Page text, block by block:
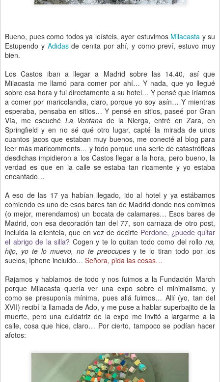
Bueno, pues como todos ya leísteis, ayer estuvimos Milacasta y su
Estupendo y Adidasde cenita por ahí, y como preví, estuvo muy
bien.
Los Castos iban a llegar a Madrid sobre las 14.40, así que
Milacasta me llamó para comer por ahí… Y nada, que yo llegué
sobre esa hora y fui directamente a su hotel… Y pensé que iríamos
a comer por maricolandia, claro, porque yo soy asín… Y mientras
esperaba, pensaba en sitios… Y pensé en sitios, paseé por Gran
Vía, me escuché La Ventanade la Nierga, entré en Zara, en
Springfield y en no sé qué otro lugar, capté la mirada de unos
cuantos jacos que estaban muy buenos, me conecté al blog para
leer más maricomments… y todo porque una serie de catastróficas
desdichas impidieron a los Castos llegar a la hora, pero bueno, la
verdad es que en la calle se estaba tan ricamente y yo estaba
encantado…
A eso de las 17 ya habían llegado, ido al hotel y ya estábamos
comiendo es uno de esos bares tan de Madrid donde nos comimos
(o mejor, merendamos) un bocata de calamares… Esos bares de
Madrid, con esa decoración tan del 77, son carnaza de otro post,
incluida la clientela, que en vez de decirte Perdone, ¿puede quitar
el abrigo de la silla? Cogen y te lo quitan todo como del rollona,
hijo, yo te lo muevo, no te preocupesy te lo tiran todo por los
suelos, Iphone incluido… Señora, pida las cosas…
Rajamos y hablamos de todo y nos fuimos a la Fundación March
porque Milacasta quería ver una expo sobre el minimalismo, y
como se presuponía mínima, pues allá fuimos… Allí (yo, tan del
XVII) recibí la llamada de Ado, y me puse a hablar superbajito de la
muerte, pero una cuidatriz de la expo me invitó a largarme a la
calle, cosa que hice, claro… Por cierto, tampoco se podían hacer
afotos: